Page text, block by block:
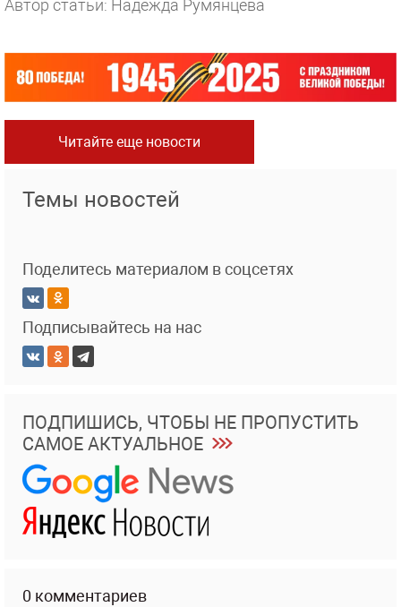
Автор статьи: Надежда Румянцева
Читайте еще новости
Темы новостей
Поделитесь материалом в соцсетях
Подписывайтесь на нас
ПОДПИШИСЬ, ЧТОБЫ НЕ ПРОПУСТИТЬ
САМОЕ АКТУАЛЬНОЕ
0 комментариев